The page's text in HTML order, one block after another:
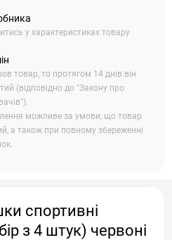
у характеристиках товару
товар, то протягом 14 днів він
(відповідно до "Закону про
можливе за умови, що товар
а також при повному збереженні
спортивні
з 4 штук) червоні